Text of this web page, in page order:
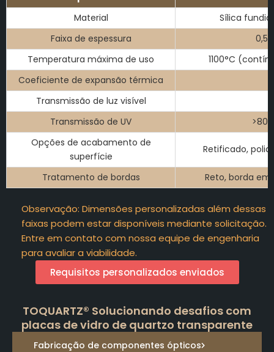
Material
Sílica
Faixa de espessura
0,5
Temperatura máxima de uso
1100°C
Coeficiente de expansão térmica
Transmissão de luz visível
Transmissão de UV
Opções de acabamento de
superfície
Retificado,
Tratamento de bordas Reto, borda
Observação: Dimensões personalizadas além dessas
faixas podem estar disponíveis mediante solicitação.
Entre em contato com nossa equipe de engenharia
para avaliar a viabilidade.
Requisitos personalizados enviados
TOQUARTZ® Solucionando desafios com
placas de vidro de quartzo transparente
Fabricação de componentes ópticos